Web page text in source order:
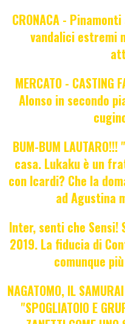
CRONACA -
vandalici estremi
MERCATO - CASTING
Alonso in secondo
BUM-BUM
casa. Lukaku è un
con Icardi? Che la
ad Agustina
Inter, senti che Sensi!
2019. La fiducia di
comunque
NAGATOMO, IL
"SPOGLIATOIO E